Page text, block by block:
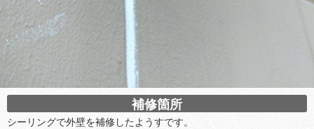
補修箇所
シーリングで外壁を補修したようすです。